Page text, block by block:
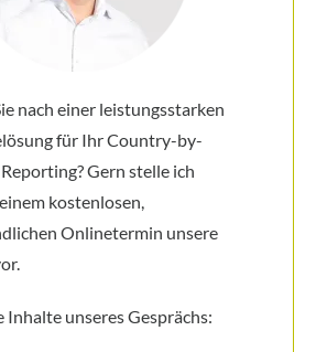
nach einer leistungsstarken
für Ihr Country-by-
Gern stelle ich
kostenlosen,
Onlinetermin unsere
Inhalte unseres Gesprächs: